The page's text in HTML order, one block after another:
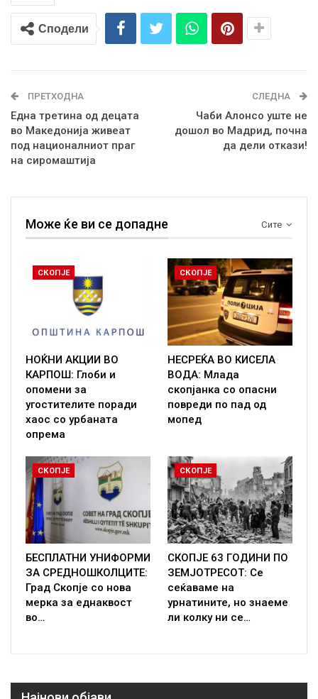
Сподели
ПРЕТХОДНА
Една третина од децата
во Македонија живеат
под националниот праг
на сиромаштија
СЛЕДНА
Чаби Алонсо уште не
дошол во Мадрид, почна
да дели откази!
Сите
Може ќе ви се допадне
СКОПЈЕ
НОЌНИ АКЦИИ ВО
КАРПОШ: Глоби и
опомени за
угостителите поради
хаос со урбаната
опрема
СКОПЈЕ
НЕСРЕЌА ВО КИСЕЛА
ВОДА: Млада
скопјанка со опасни
повреди по пад од
мопед
СКОПЈЕ
БЕСПЛАТНИ УНИФОРМИ
ЗА СРЕДНОШКОЛЦИТЕ:
Град Скопје со нова
мерка за еднаквост
во…
СКОПЈЕ
СКОПЈЕ 63 ГОДИНИ ПО
ЗЕМЈОТРЕСОТ: Се
сеќаваме на
урнатините, но знаеме
ли колку ни се…